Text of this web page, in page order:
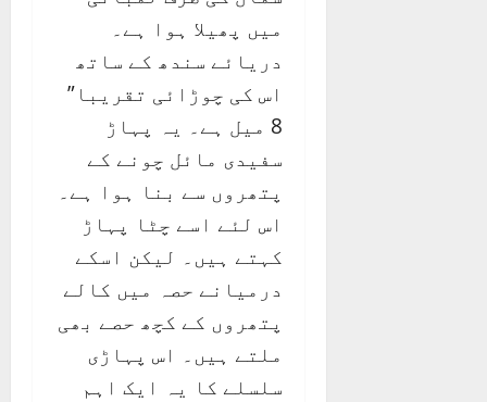
میں پھیلا ہوا ہے۔
دریائے سندھ کے ساتھ
اس کی چوڑائی تقریبا”
8 میل ہے۔ یہ پہاڑ
سفیدی مائل چونے کے
پتھروں سے بنا ہوا ہے۔
اس لئے اسے چٹا پہاڑ
کہتے ہیں۔ لیکن اسکے
درمیانے حصہ میں کالے
پتھروں کے کچھ حصے بھی
ملتے ہیں۔ اس پہاڑی
سلسلے کا یہ ایک اہم